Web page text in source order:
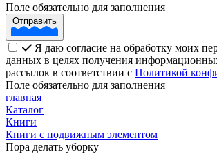
Поле обязательно для заполнения
Отправить
Я даю согласие на обработку моих
данных в целях получения
рассылок в соответствии с Политикой
Поле обязательно для заполнения
главная
Каталог
Книги
Книги с подвижным элементом
Пора делать уборку